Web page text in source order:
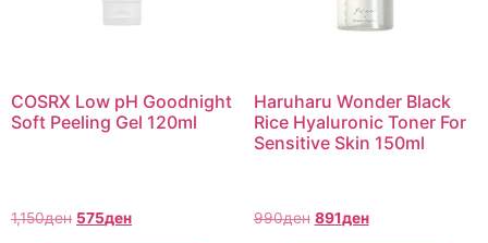
COSRX Low pH Goodnight
Soft Peeling Gel 120ml
1,150ден 575ден
Haruharu Wonder Black
Rice Hyaluronic Toner For
Sensitive Skin 150ml
990ден 891ден